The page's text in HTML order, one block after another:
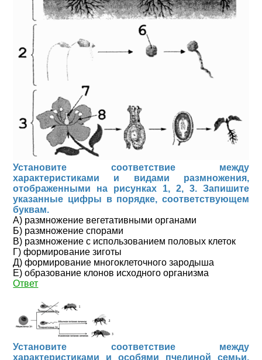
Установите соответствие между
характеристиками и видами размножения,
отображенными на рисунках 1, 2, 3. Запишите
указанные цифры в порядке, соответствующем
буквам.
А) размножение вегетативными органами
Б) размножение спорами
В) размножение с использованием половых клеток
Г) формирование зиготы
Д) формирование многоклеточного зародыша
Е) образование клонов исходного организма
Ответ
Установите соответствие между
характеристиками и особями пчелиной семьи,